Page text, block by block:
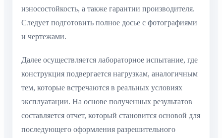
износостойкость, а также гарантии производителя.
Следует подготовить полное досье с фотографиями
и чертежами.
Далее осуществляется лабораторное испытание, где
конструкция подвергается нагрузкам, аналогичным
тем, которые встречаются в реальных условиях
эксплуатации. На основе полученных результатов
составляется отчет, который становится основой для
последующего оформления разрешительного